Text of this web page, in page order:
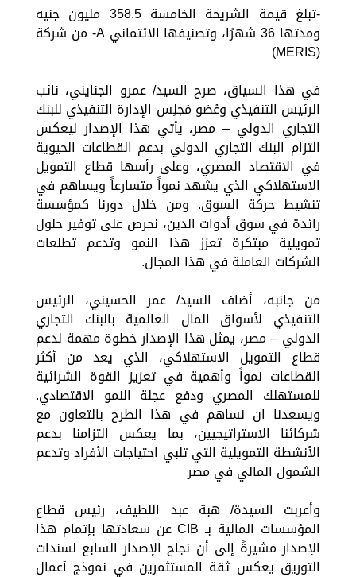
-تبلغ قيمة الشريحة الخامسة 358.5 مليون جنيه
ومدتها 36 شهرًا، وتصنيفها الائتماني A- من شركة
(MERIS)
في هذا السياق، صرح السيد/ عمرو الجنايني، نائب
الرئيس التنفيذي وعُضو مَجلِس الإدارة التنفيذي للبنك
التجاري الدولي – مصر، يأتي هذا الإصدار ليعكس
التزام البنك التجاري الدولي بدعم القطاعات الحيوية
في الاقتصاد المصري، وعلى رأسها قطاع التمويل
الاستهلاكي الذي يشهد نمواً متسارعاً ويساهم في
تنشيط حركة السوق. ومن خلال دورنا كمؤسسة
رائدة في سوق أدوات الدين، نحرص على توفير حلول
تمويلية مبتكرة تعزز هذا النمو وتدعم تطلعات
الشركات العاملة في هذا المجال.
من جانبه، أضاف السيد/ عمر الحسيني، الرئيس
التنفيذي لأسواق المال العالمية بالبنك التجاري
الدولي – مصر، يمثل هذا الإصدار خطوة مهمة لدعم
قطاع التمويل الاستهلاكي، الذي يعد من أكثر
القطاعات نمواً وأهمية في تعزيز القوة الشرائية
للمستهلك المصري ودفع عجلة النمو الاقتصادي.
ويسعدنا ان نساهم في هذا الطرح بالتعاون مع
شركائنا الاستراتيجيين، بما يعكس التزامنا بدعم
الأنشطة التمويلية التي تلبي احتياجات الأفراد وتدعم
الشمول المالي في مصر
وأعربت السيدة/ هبة عبد اللطيف، رئيس قطاع
المؤسسات المالية بـ CIB عن سعادتها بإتمام هذا
الإصدار مشيرةً إلى أن نجاح الإصدار السابع لسندات
التوريق يعكس ثقة المستثمرين في نموذج أعمال